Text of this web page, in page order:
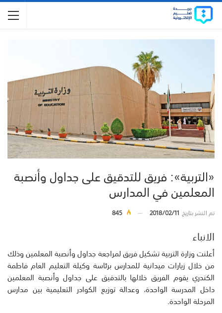
«التربية»: فريق للتدقيق على جداول وأنصبة
المعلمين في المدارس
تم النشر بتاريخ 2018/02/11
845
الانباء
أعلنت وزارة التربية تشكيل فريق لمراجعة جداول وأنصبة المعلمين وذلك
من خلال زيارات ميدانية للمدارس برئاسة وكيلة التعليم العام فاطمة
الكندري يقوم الفريق خلالها بالتدقيق على جداول وأنصبة المعلمين
داخل المدرسة الواحدة، وعدالة توزيع الكوادر التعليمية بين مدارس
المرحلة الواحدة.